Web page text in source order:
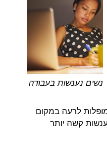
בעבודה
במקום